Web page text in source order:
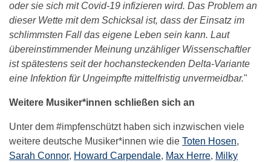
oder sie sich mit Covid-19 infizieren wird. Das Problem an
dieser Wette mit dem Schicksal ist, dass der Einsatz im
schlimmsten Fall das eigene Leben sein kann. Laut
übereinstimmender Meinung unzähliger Wissenschaftler
ist spätestens seit der hochansteckenden Delta-Variante
eine Infektion für Ungeimpfte mittelfristig unvermeidbar."
Weitere Musiker*innen schließen sich an
Unter dem #impfenschützt haben sich inzwischen viele
weitere deutsche Musiker*innen wie die Toten Hosen,
Sarah Connor, Howard Carpendale, Max Herre, Milky